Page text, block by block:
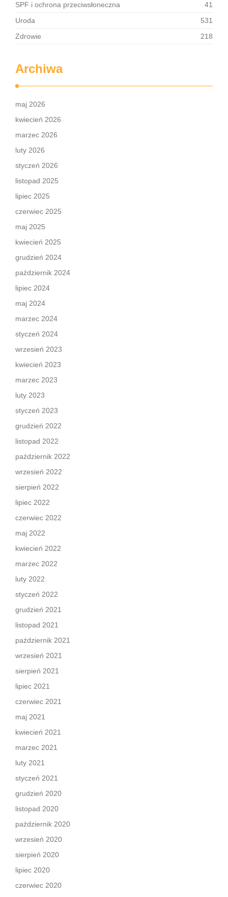
SPF i ochrona przeciwsłoneczna
41
Uroda
531
Zdrowie
218
Archiwa
maj 2026
kwiecień 2026
marzec 2026
luty 2026
styczeń 2026
listopad 2025
lipiec 2025
czerwiec 2025
maj 2025
kwiecień 2025
grudzień 2024
październik 2024
lipiec 2024
maj 2024
marzec 2024
styczeń 2024
wrzesień 2023
kwiecień 2023
marzec 2023
luty 2023
styczeń 2023
grudzień 2022
listopad 2022
październik 2022
wrzesień 2022
sierpień 2022
lipiec 2022
czerwiec 2022
maj 2022
kwiecień 2022
marzec 2022
luty 2022
styczeń 2022
grudzień 2021
listopad 2021
październik 2021
wrzesień 2021
sierpień 2021
lipiec 2021
czerwiec 2021
maj 2021
kwiecień 2021
marzec 2021
luty 2021
styczeń 2021
grudzień 2020
listopad 2020
październik 2020
wrzesień 2020
sierpień 2020
lipiec 2020
czerwiec 2020